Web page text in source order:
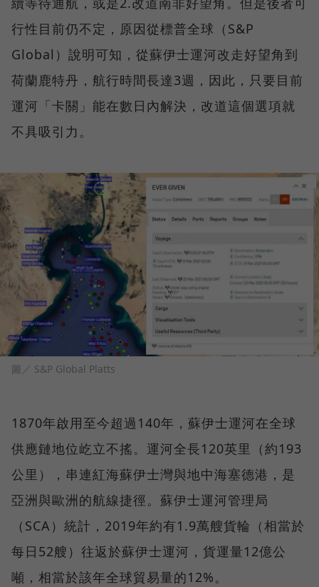
行性目前仍不定，原因從標普全球（S&P
Global）說明可知，從蘇伊士運河改走好望角到
荷蘭鹿特丹，航行時間長達3週，因此，只要目前
運河「卡關」能在數日內解決，改道這個選項就
不具吸引力。
圖／ S&P Global Platts
1870年啟用至今超過140年，蘇伊士運河在全球
供應鏈地位屹立不搖。運河全長120英里（約193
公里），串連紅海蘇伊士灣與地中海塞德港，是
亞洲與歐洲的航線捷徑。蘇伊士運河管理局
（SCA）統計，2019年約有1.9萬艘貨輪（相當於
每日52艘）往返於蘇伊士運河，貨運量12億公
噸，相當於該年全球貿易量的12%。